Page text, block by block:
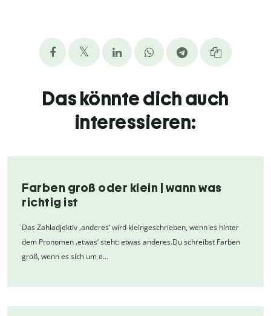
Das könnte dich auch
interessieren:
Farben groß oder klein | wann was
richtig ist
Das Zahladjektiv ‚anderes‘ wird kleingeschrieben, wenn es hinter
dem Pronomen ‚etwas‘ steht: etwas anderes.Du schreibst Farben
groß, wenn es sich um e…